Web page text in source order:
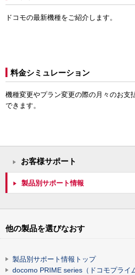
ドコモの最新機種をご紹介します。
料金シミュレーション
機種変更やプラン変更の際の月々のお支
できます。
お客様サポート
製品別サポート情報
他の製品を選びなおす
製品別サポート情報トップ
docomo PRIME series（ドコモプライ